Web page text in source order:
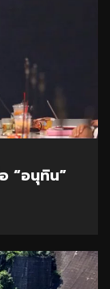
“อนุทิน”